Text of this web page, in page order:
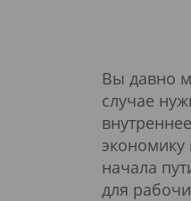
Вы давно
случае
начала
для